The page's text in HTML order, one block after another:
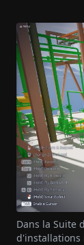
Dans la Suite
d'installations